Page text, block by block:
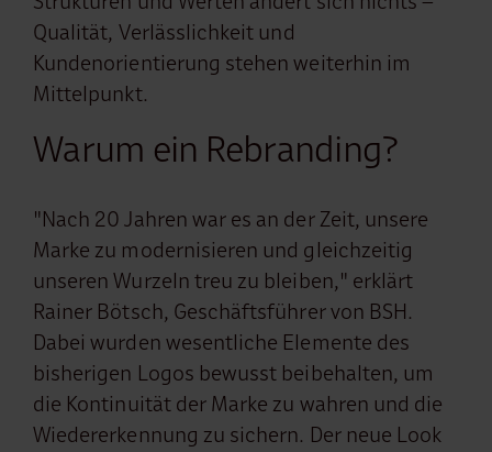
Qualität, Verlässlichkeit und
Kundenorientierung stehen weiterhin im
Mittelpunkt.
Warum ein Rebranding?
"Nach 20 Jahren war es an der Zeit, unsere
Marke zu modernisieren und gleichzeitig
unseren Wurzeln treu zu bleiben," erklärt
Rainer Bötsch, Geschäftsführer von BSH.
Dabei wurden wesentliche Elemente des
bisherigen Logos bewusst beibehalten, um
die Kontinuität der Marke zu wahren und die
Wiedererkennung zu sichern. Der neue Look